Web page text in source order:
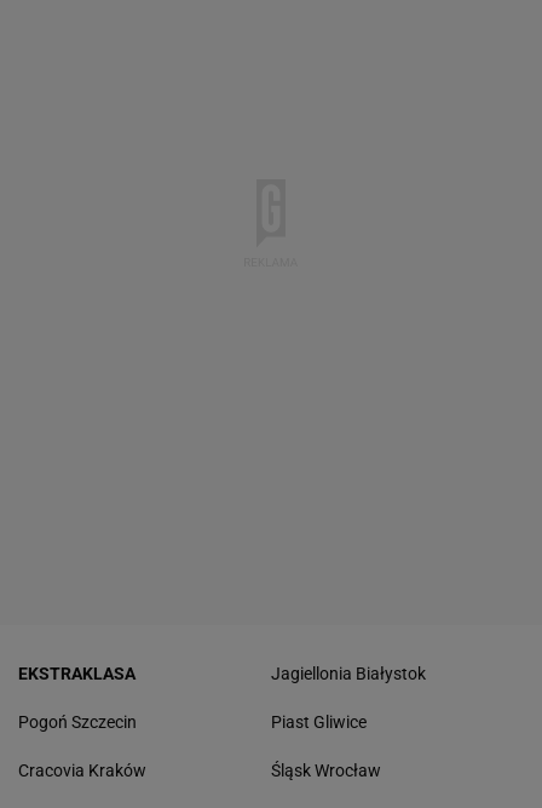
EKSTRAKLASA
Pogoń Szczecin
Cracovia Kraków
Jagiellonia Białystok
Piast Gliwice
Śląsk Wrocław